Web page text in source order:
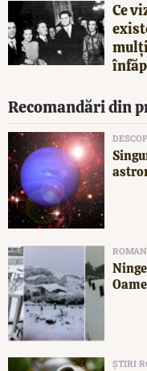
Ce
mulți
Recomandări din
ȘTIRI